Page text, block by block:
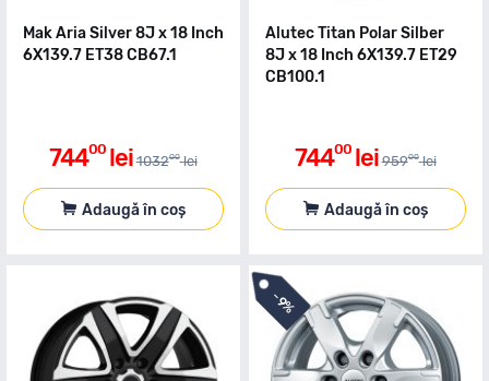
Mak Aria Silver 8J x 18 Inch
6X139.7 ET38 CB67.1
74400 lei 103200 lei
Adaugă în coș
Alutec Titan Polar Silber
8J x 18 Inch 6X139.7 ET29
CB100.1
74400 lei 95900 lei
Adaugă în coș
-
9%